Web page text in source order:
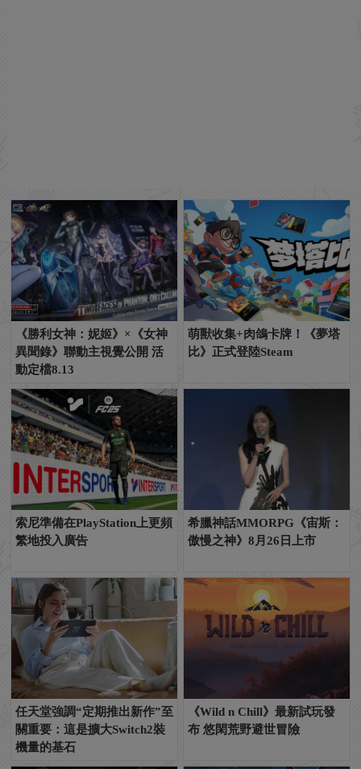
《勝利女神：妮姬》×《女神
異聞錄》聯動主視覺公開 活
動定檔8.13
萌獸收集+肉鴿卡牌！《夢塔
比》正式登陸Steam
索尼準備在PlayStation上更頻
繁地投入廣告
希臘神話MMORPG《宙斯：
傲慢之神》8月26日上市
任天堂強調“定期推出新作”至
關重要：這是擴大Switch2裝
機量的基石
《Wild n Chill》最新試玩發
布 悠閑荒野避世冒險